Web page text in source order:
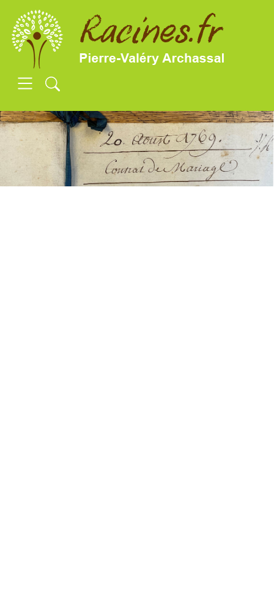
SKIP TO MAIN CONTENT